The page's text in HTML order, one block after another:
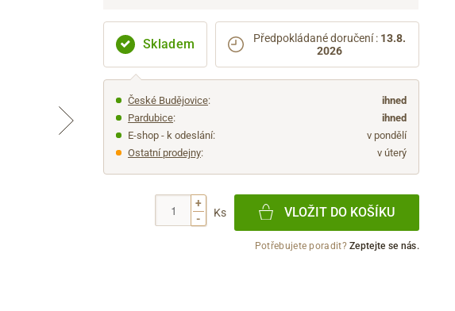
Skladem Předpokládané doručení : 13.8.
2026
České Budějovice:
ihned
Pardubice:
ihned
E-shop - k odeslání:
v pondělí
Ostatní prodejny: v úterý
+
-
Ks VLOŽIT DO KOŠÍKU
Potřebujete poradit?Zeptejte se nás.